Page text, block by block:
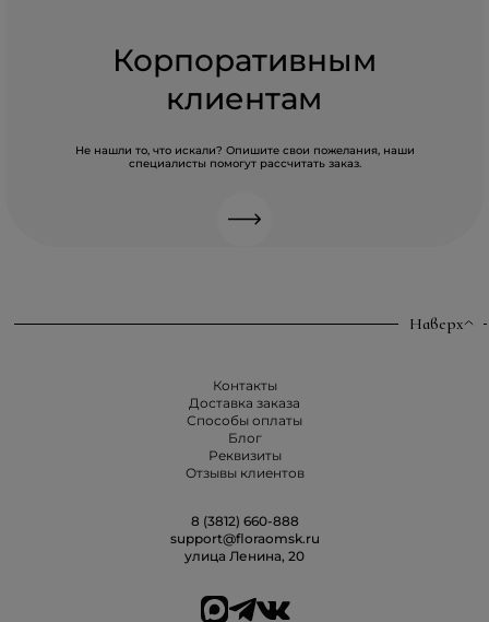
Корпоративным
клиентам
Не нашли то, что искали? Опишите свои пожелания, наши
специалисты помогут рассчитать заказ.
Наверх
Контакты
Доставка заказа
Способы оплаты
Блог
Реквизиты
Отзывы клиентов
8 (3812) 660-888
support@floraomsk.ru
улица Ленина, 20